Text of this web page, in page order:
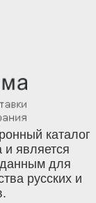
каталог
и является
для
русских и